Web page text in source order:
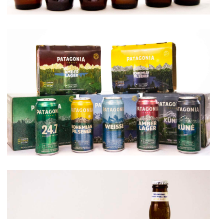
Patagonia
http://www.cervezapatagonia.com....